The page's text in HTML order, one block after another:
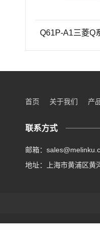
Q61P-A1三菱Q系列电
首页 关于我们 产
联系方式
邮箱：
地址：上海市黄浦区黄